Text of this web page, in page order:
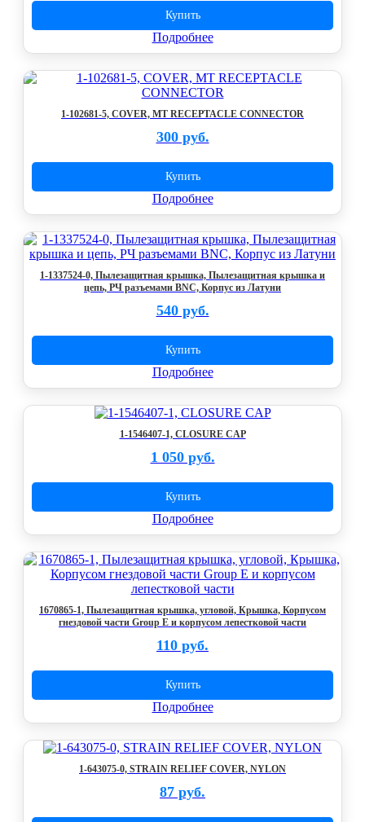
Купить
Подробнее
1-102681-5, COVER, MT RECEPTACLE CONNECTOR
300 руб.
Купить
Подробнее
1-1337524-0, Пылезащитная крышка, Пылезащитная крышка и
цепь, РЧ разъемами BNC, Корпус из Латуни
540 руб.
Купить
Подробнее
1-1546407-1, CLOSURE CAP
1 050 руб.
Купить
Подробнее
1670865-1, Пылезащитная крышка, угловой, Крышка, Корпусом
гнездовой части Group E и корпусом лепестковой части
110 руб.
Купить
Подробнее
1-643075-0, STRAIN RELIEF COVER, NYLON
87 руб.